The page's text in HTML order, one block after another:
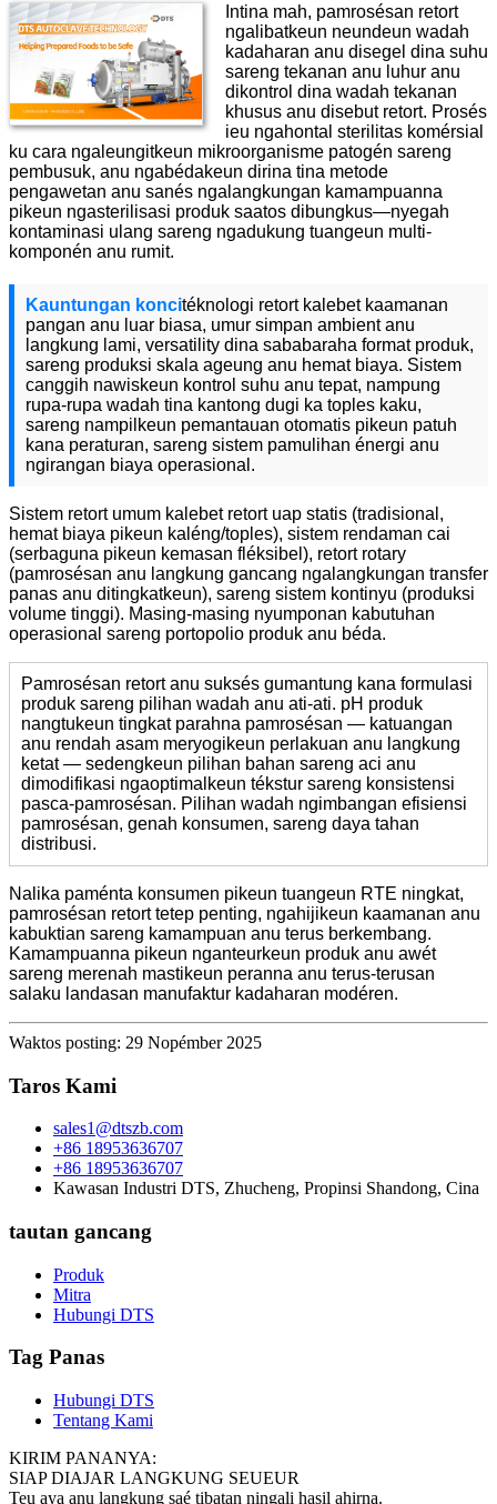
Intina mah, pamrosésan retort
ngalibatkeun neundeun wadah
kadaharan anu disegel dina suhu
sareng tekanan anu luhur anu
dikontrol dina wadah tekanan
khusus anu disebut retort. Prosés
ieu ngahontal sterilitas komérsial
ku cara ngaleungitkeun mikroorganisme patogén sareng
pembusuk, anu ngabédakeun dirina tina metode
pengawetan anu sanés ngalangkungan kamampuanna
pikeun ngasterilisasi produk saatos dibungkus—nyegah
kontaminasi ulang sareng ngadukung tuangeun multi-
komponén anu rumit.
Kauntungan koncitéknologi retort kalebet kaamanan
pangan anu luar biasa, umur simpan ambient anu
langkung lami, versatility dina sababaraha format produk,
sareng produksi skala ageung anu hemat biaya. Sistem
canggih nawiskeun kontrol suhu anu tepat, nampung
rupa-rupa wadah tina kantong dugi ka toples kaku,
sareng nampilkeun pemantauan otomatis pikeun patuh
kana peraturan, sareng sistem pamulihan énergi anu
ngirangan biaya operasional.
Sistem retort umum kalebet retort uap statis (tradisional,
hemat biaya pikeun kaléng/toples), sistem rendaman cai
(serbaguna pikeun kemasan fléksibel), retort rotary
(pamrosésan anu langkung gancang ngalangkungan transfer
panas anu ditingkatkeun), sareng sistem kontinyu (produksi
volume tinggi). Masing-masing nyumponan kabutuhan
operasional sareng portopolio produk anu béda.
Pamrosésan retort anu suksés gumantung kana formulasi
produk sareng pilihan wadah anu ati-ati. pH produk
nangtukeun tingkat parahna pamrosésan — katuangan
anu rendah asam meryogikeun perlakuan anu langkung
ketat — sedengkeun pilihan bahan sareng aci anu
dimodifikasi ngaoptimalkeun tékstur sareng konsistensi
pasca-pamrosésan. Pilihan wadah ngimbangan efisiensi
pamrosésan, genah konsumen, sareng daya tahan
distribusi.
Nalika paménta konsumen pikeun tuangeun RTE ningkat,
pamrosésan retort tetep penting, ngahijikeun kaamanan anu
kabuktian sareng kamampuan anu terus berkembang.
Kamampuanna pikeun nganteurkeun produk anu awét
sareng merenah mastikeun peranna anu terus-terusan
salaku landasan manufaktur kadaharan modéren.
Waktos posting: 29 Nopémber 2025
Taros Kami
sales1@dtszb.com
+86 18953636707
+86 18953636707
Kawasan Industri DTS, Zhucheng, Propinsi Shandong, Cina
tautan gancang
Produk
Mitra
Hubungi DTS
Tag Panas
Hubungi DTS
Tentang Kami
KIRIM PANANYA:
SIAP DIAJAR LANGKUNG SEUEUR
Teu aya anu langkung saé tibatan ningali hasil ahirna.